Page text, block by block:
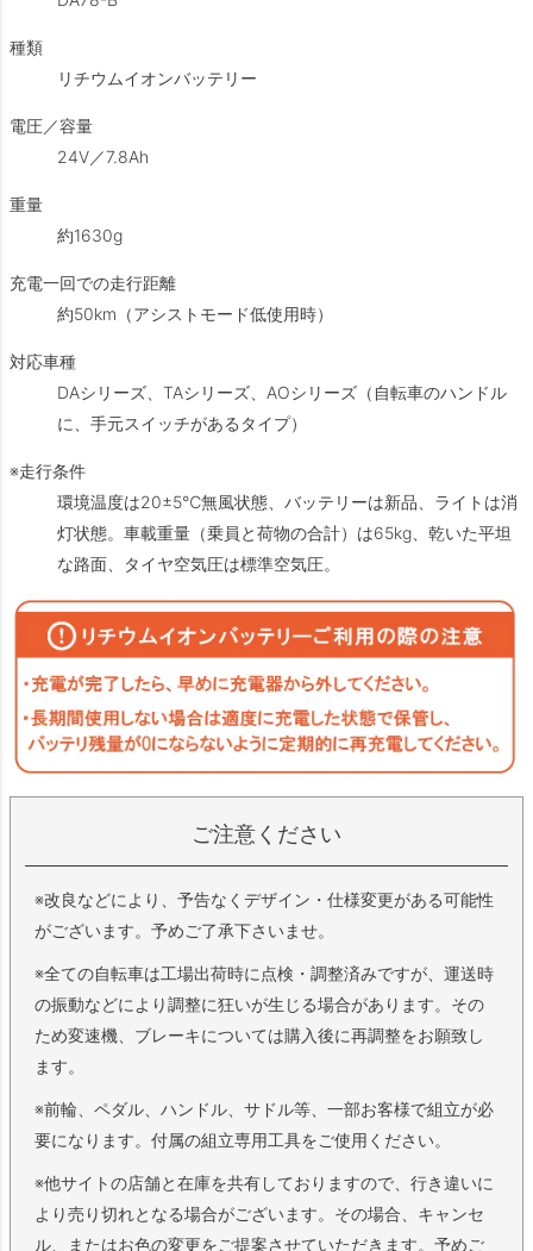
種類
リチウムイオンバッテリー
電圧／容量
24V／7.8Ah
重量
約1630g
充電一回での走行距離
約50km（アシストモード低使用時）
対応車種
DAシリーズ、TAシリーズ、AOシリーズ（自転車のハンドル
に、手元スイッチがあるタイプ）
※走行条件
環境温度は20±5℃無風状態、バッテリーは新品、ライトは消
灯状態。車載重量（乗員と荷物の合計）は65kg、乾いた平坦
な路面、タイヤ空気圧は標準空気圧。
ご注意ください
※改良などにより、予告なくデザイン・仕様変更がある可能性
がございます。予めご了承下さいませ。
※全ての自転車は工場出荷時に点検・調整済みですが、運送時
の振動などにより調整に狂いが生じる場合があります。その
ため変速機、ブレーキについては購入後に再調整をお願致し
ます。
※前輪、ペダル、ハンドル、サドル等、一部お客様で組立が必
要になります。付属の組立専用工具をご使用ください。
※他サイトの店舗と在庫を共有しておりますので、行き違いに
より売り切れとなる場合がございます。その場合、キャンセ
ル、またはお色の変更をご提案させていただきます。予めご